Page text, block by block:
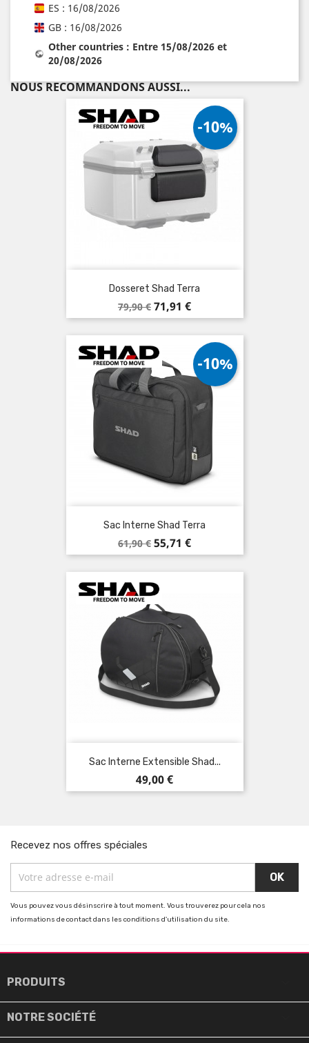
ES : 16/08/2026
GB : 16/08/2026
Other countries : Entre 15/08/2026 et
20/08/2026
NOUS RECOMMANDONS AUSSI...
Dosseret Shad Terra
Prix
de
base
79,90 €
-10%
Prix
71,91 €
Sac Interne Shad Terra
Prix
de
base
61,90 €
-10%
Prix
55,71 €
Sac Interne Extensible Shad...
Prix
49,00 €
Recevez nos offres spéciales
Vous pouvez vous désinscrire à tout moment. Vous trouverez pour cela nos
informations de contact dans les conditions d'utilisation du site.
PRODUITS
NOTRE SOCIÉTÉ